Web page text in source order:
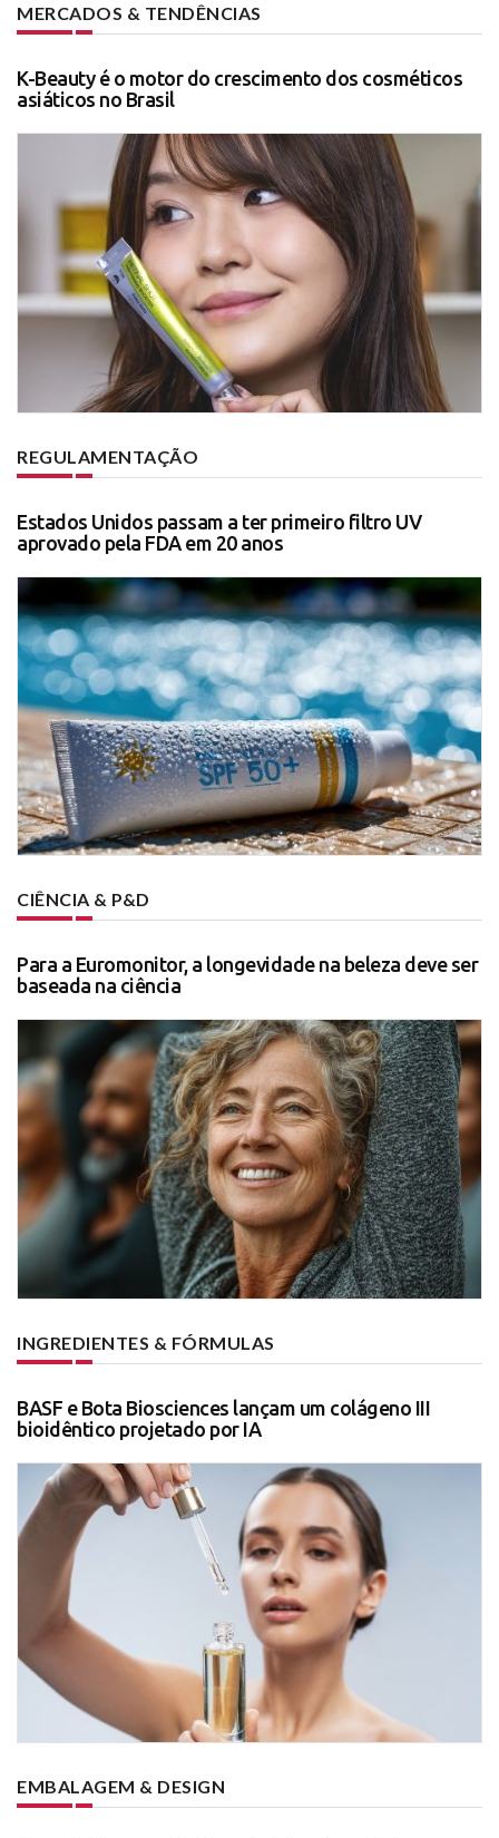
MERCADOS & TENDÊNCIAS
K-Beauty é o motor do crescimento dos cosméticos
asiáticos no Brasil
REGULAMENTAÇÃO
Estados Unidos passam a ter primeiro filtro UV
aprovado pela FDA em 20 anos
CIÊNCIA & P&D
Para a Euromonitor, a longevidade na beleza deve ser
baseada na ciência
INGREDIENTES & FÓRMULAS
BASF e Bota Biosciences lançam um colágeno III
bioidêntico projetado por IA
EMBALAGEM & DESIGN